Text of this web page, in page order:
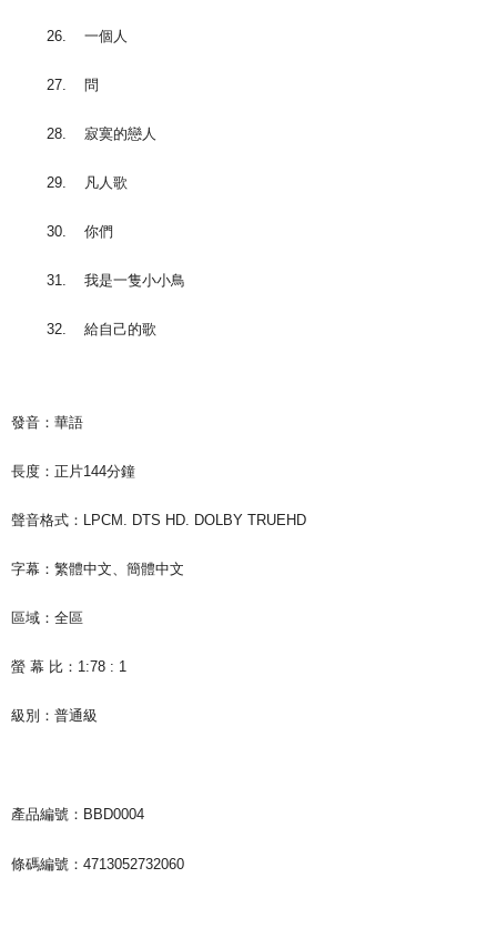
26. 一個人
27. 問
28. 寂寞的戀人
29. 凡人歌
30. 你們
31. 我是一隻小小鳥
32. 給自己的歌
發音：華語
長度：正片144分鐘
聲音格式：LPCM. DTS HD. DOLBY TRUEHD
字幕：繁體中文、簡體中文
區域：全區
螢 幕 比：1:78 : 1
級別：普通級
產品編號：BBD0004
條碼編號：4713052732060